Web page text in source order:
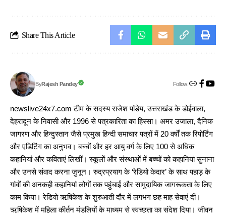
Share This Article
ByRajesh Pandey Follow:
newslive24x7.com टीम के सदस्य राजेश पांडेय, उत्तराखंड के डोईवाला,
देहरादून के निवासी और 1996 से पत्रकारिता का हिस्सा। अमर उजाला, दैनिक
जागरण और हिन्दुस्तान जैसे प्रमुख हिन्दी समाचार पत्रों में 20 वर्षों तक रिपोर्टिंग
और एडिटिंग का अनुभव। बच्चों और हर आयु वर्ग के लिए 100 से अधिक
कहानियां और कविताएं लिखीं। स्कूलों और संस्थाओं में बच्चों को कहानियां सुनाना
और उनसे संवाद करना जुनून। रुद्रप्रयाग के ‘रेडियो केदार’ के साथ पहाड़ के
गांवों की अनकही कहानियां लोगों तक पहुंचाईं और सामुदायिक जागरूकता के लिए
काम किया। रेडियो ऋषिकेश के शुरुआती दौर में लगभग छह माह सेवाएं दीं।
ऋषिकेश में महिला कीर्तन मंडलियों के माध्यम से स्वच्छता का संदेश दिया। जीवन